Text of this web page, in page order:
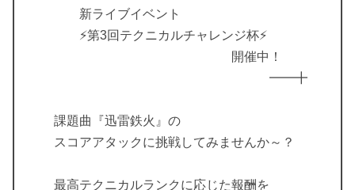
新ライブイベント
⚡️第3回テクニカルチャレンジ杯⚡️
開催中！
━━╋
課題曲『迅雷鉄火』の
スコアアタックに挑戦してみませんか～？
最高テクニカルランクに応じた報酬を